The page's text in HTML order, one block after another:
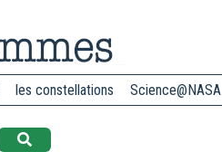
les constellations Science@NASA